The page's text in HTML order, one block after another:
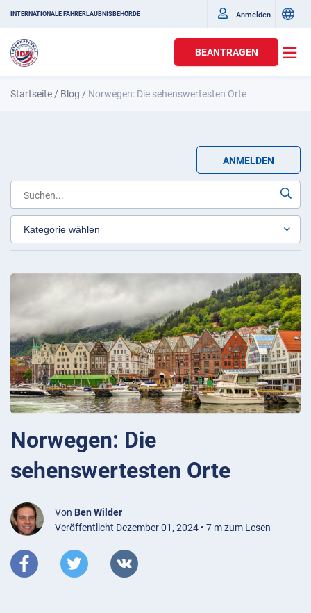
INTERNATIONALE FAHRERLAUBNISBEHÖRDE Anmelden
BEANTRAGEN
Startseite / Blog / Norwegen: Die sehenswertesten Orte
ANMELDEN
Norwegen: Die
sehenswertesten Orte
Von Ben Wilder
Veröffentlicht Dezember 01, 2024 • 7 m zum Lesen